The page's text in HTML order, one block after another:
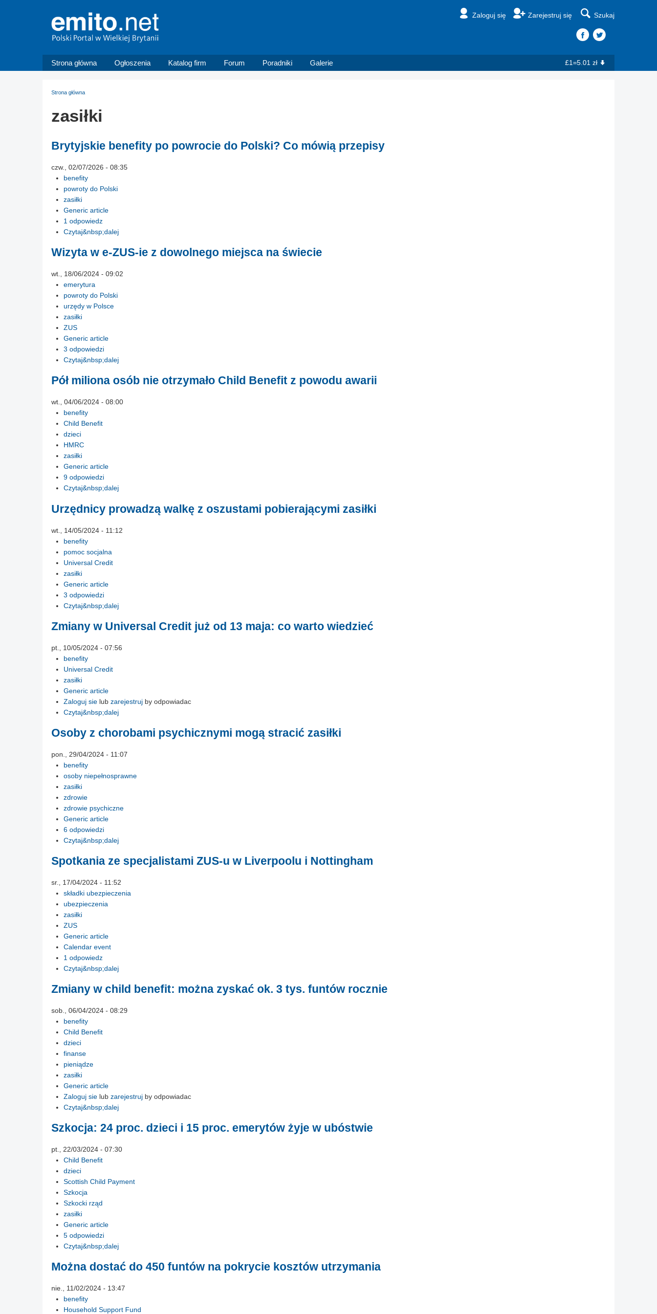
Zaloguj się Zarejestruj się Szukaj
Strona główna Ogłoszenia Katalog firm Forum Poradniki Galerie £1=5.01 zł
Strona główna
zasiłki
Brytyjskie benefity po powrocie do Polski? Co mówią przepisy
czw., 02/07/2026 - 08:35
benefity
powroty do Polski
zasiłki
Generic article
1 odpowiedz
Czytaj&nbsp;dalej
Wizyta w e-ZUS-ie z dowolnego miejsca na świecie
wt., 18/06/2024 - 09:02
emerytura
powroty do Polski
urzędy w Polsce
zasiłki
ZUS
Generic article
3 odpowiedzi
Czytaj&nbsp;dalej
Pół miliona osób nie otrzymało Child Benefit z powodu awarii
wt., 04/06/2024 - 08:00
benefity
Child Benefit
dzieci
HMRC
zasiłki
Generic article
9 odpowiedzi
Czytaj&nbsp;dalej
Urzędnicy prowadzą walkę z oszustami pobierającymi zasiłki
wt., 14/05/2024 - 11:12
benefity
pomoc socjalna
Universal Credit
zasiłki
Generic article
3 odpowiedzi
Czytaj&nbsp;dalej
Zmiany w Universal Credit już od 13 maja: co warto wiedzieć
pt., 10/05/2024 - 07:56
benefity
Universal Credit
zasiłki
Generic article
Zaloguj sie lub zarejestruj by odpowiadac
Czytaj&nbsp;dalej
Osoby z chorobami psychicznymi mogą stracić zasiłki
pon., 29/04/2024 - 11:07
benefity
osoby niepełnosprawne
zasiłki
zdrowie
zdrowie psychiczne
Generic article
6 odpowiedzi
Czytaj&nbsp;dalej
Spotkania ze specjalistami ZUS-u w Liverpoolu i Nottingham
sr., 17/04/2024 - 11:52
składki ubezpieczenia
ubezpieczenia
zasiłki
ZUS
Generic article
Calendar event
1 odpowiedz
Czytaj&nbsp;dalej
Zmiany w child benefit: można zyskać ok. 3 tys. funtów rocznie
sob., 06/04/2024 - 08:29
benefity
Child Benefit
dzieci
finanse
pieniądze
zasiłki
Generic article
Zaloguj sie lub zarejestruj by odpowiadac
Czytaj&nbsp;dalej
Szkocja: 24 proc. dzieci i 15 proc. emerytów żyje w ubóstwie
pt., 22/03/2024 - 07:30
Child Benefit
dzieci
Scottish Child Payment
Szkocja
Szkocki rząd
zasiłki
Generic article
5 odpowiedzi
Czytaj&nbsp;dalej
Można dostać do 450 funtów na pokrycie kosztów utrzymania
nie., 11/02/2024 - 13:47
benefity
Household Support Fund